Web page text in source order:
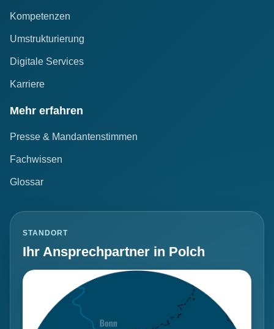
Kompetenzen
Umstrukturierung
Digitale Services
Karriere
Mehr erfahren
Presse & Mandantenstimmen
Fachwissen
Glossar
STANDORT
Ihr Ansprechpartner in Polch